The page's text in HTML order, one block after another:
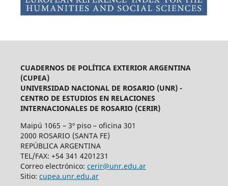
CUADERNOS DE POLÍTICA EXTERIOR ARGENTINA
(CUPEA)
UNIVERSIDAD NACIONAL DE ROSARIO (UNR) -
CENTRO DE ESTUDIOS EN RELACIONES
INTERNACIONALES DE ROSARIO (CERIR)
Maipú 1065 – 3º piso – oficina 301
2000 ROSARIO (SANTA FE)
REPÚBLICA ARGENTINA
TEL/FAX: +54 341 4201231
Correo electrónico: cerir@unr.edu.ar
Sitio: cupea.unr.edu.ar